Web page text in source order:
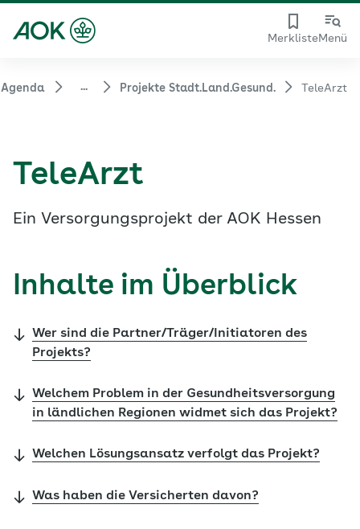
MerklisteMenü
... Projekte Stadt.Land.Gesund. TeleArzt
TeleArzt
Ein Versorgungsprojekt der AOK Hessen
Inhalte im Überblick
Wer sind die Partner/Träger/Initiatoren des
Projekts?
Welchem Problem in der Gesundheitsversorgung
in ländlichen Regionen widmet sich das Projekt?
Welchen Lösungsansatz verfolgt das Projekt?
Was haben die Versicherten davon?